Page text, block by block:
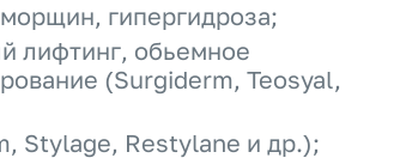
гипергидроза;
лифтинг, обьемное
(Surgiderm, Teosyal,
Stylage, Restylane и др.);